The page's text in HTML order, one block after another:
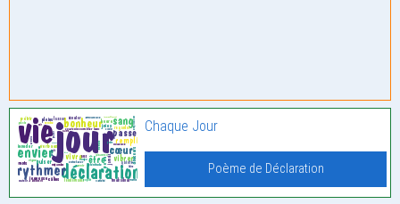
Chaque Jour
Poème de Déclaration